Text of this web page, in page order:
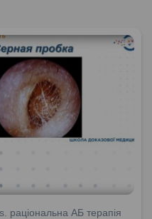
раціональна АБ терапія